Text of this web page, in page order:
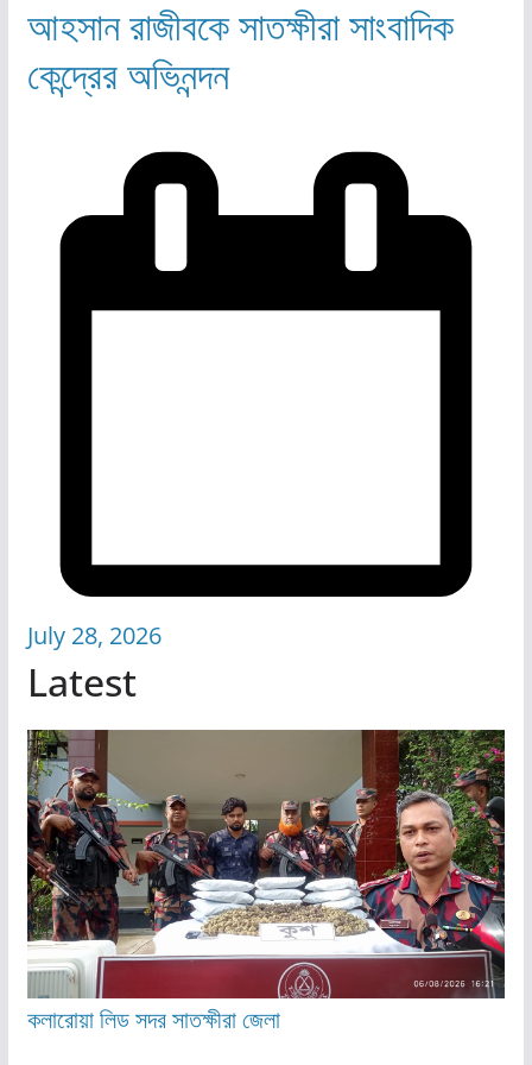
আহসান রাজীবকে সাতক্ষীরা সাংবাদিক
কেন্দ্রের অভিনন্দন
July 28, 2026
Latest
কলারোয়ালিডসদরসাতক্ষীরা জেলা